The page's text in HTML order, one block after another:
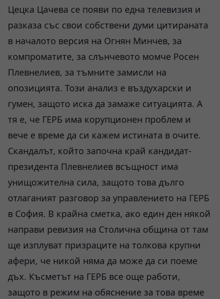
Цецка Цачева се появи по една телевизия и
разказа със свои собствени думи цитираната
в началото версия на Огнян Минчев, за
компроматите, за слънчевото момче Росен
Плевнелиев, за тъмните замисли на
опозицията. Този анализ е въздухарски и
гумен, защото иска да замаже ситуацията. А
тя е, че ГЕРБ има корупционен проблем и
вече е време да си кажем истината в очите.
Скандалът, който започна край кандидат-
президента Плевнелиев всъщност има
унищожителна сила, защото това дълго
отлаганият разговор за управлението на ГЕРБ
в София. В крайна сметка, ако един ден някой
направи ревизия на Столична община от там
ще изплуват призраците на толкова крупни
афери, че никой няма да може да си поеме
дъх. Късметът на ГЕРБ все още работи,
защото в режим на обяснение за това време